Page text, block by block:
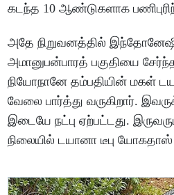
கடந்த 10 ஆண்டுகளாக
அதே நிறுவனத்தில்
அமானுபன்பாரத் பகுதியை
நியோநானே தம்பதியின் மகள்
வேலை பார்த்து வருகிறார்.
இடையே நட்பு ஏற்பட்டது.
நிலையில் டயானா டீபு